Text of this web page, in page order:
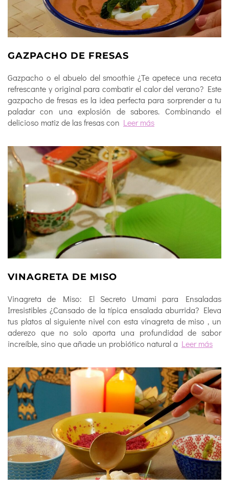
GAZPACHO DE FRESAS
Gazpacho o el abuelo del smoothie ¿Te apetece una receta
refrescante y original para combatir el calor del verano? Este
gazpacho de fresas es la idea perfecta para sorprender a tu
paladar con una explosión de sabores. Combinando el
delicioso matiz de las fresas con Leer más
VINAGRETA DE MISO
Vinagreta de Miso: El Secreto Umami para Ensaladas
Irresistibles ¿Cansado de la típica ensalada aburrida? Eleva
tus platos al siguiente nivel con esta vinagreta de miso , un
aderezo que no solo aporta una profundidad de sabor
increíble, sino que añade un probiótico natural a Leer más